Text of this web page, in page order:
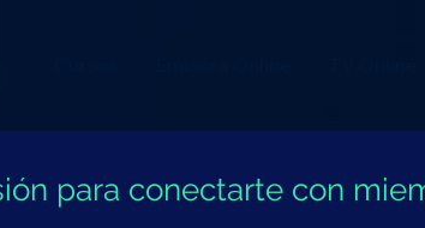
para conectarte con